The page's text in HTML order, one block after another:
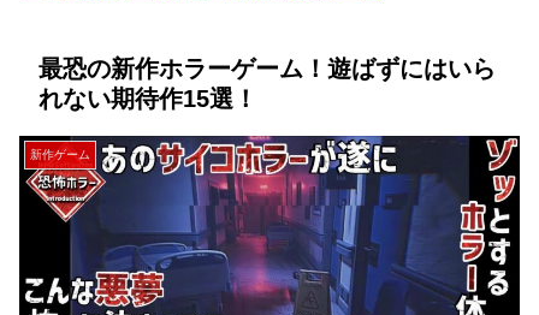
最恐の新作ホラーゲーム！遊ばずにはいら
れない期待作15選！
新作ゲーム